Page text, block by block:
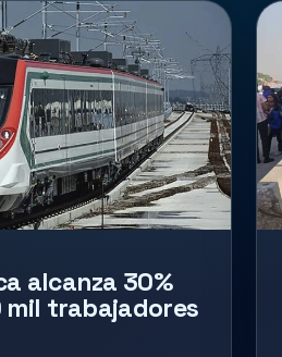
alcanza 30%
mil trabajadores